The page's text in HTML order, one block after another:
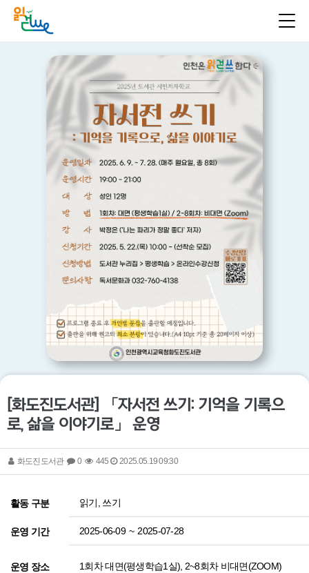
[화도진도서관] 「자서전 쓰기: 기억을 기록으
로, 삶을 이야기로」 운영
화도진도서관 0 445 2025.05.19 09:30
활동 구분 읽기, 쓰기
운영 기간 2025-06-09 ~ 2025-07-28
운영 장소 1회차 대면(평생학습1실), 2~8회차 비대면(ZOOM)